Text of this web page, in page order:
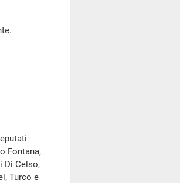
Fontana,
Di Celso,
Turco e